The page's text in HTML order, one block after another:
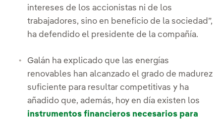
intereses de los accionistas ni de los
trabajadores, sino en beneficio de la sociedad”,
ha defendido el presidente de la compañía.
Galán ha explicado que las energías
renovables han alcanzado el grado de madurez
suficiente para resultar competitivas y ha
añadido que, además, hoy en día existen los
instrumentos financieros necesarios para